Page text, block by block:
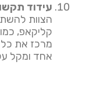
עידוד
הצוות
קליקאפ,
מרכז את
אחד ומקל